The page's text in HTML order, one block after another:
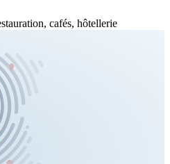
cafés, hôtellerie